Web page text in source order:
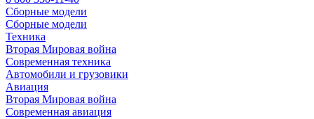
Сборные модели
Сборные модели
Техника
Вторая Мировая война
Современная техника
Автомобили и грузовики
Авиация
Вторая Мировая война
Современная авиация